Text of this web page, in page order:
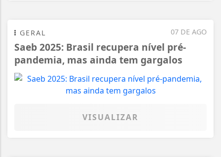
07 DE AGO
GERAL
Saeb 2025: Brasil recupera nível pré-
pandemia, mas ainda tem gargalos
VISUALIZAR